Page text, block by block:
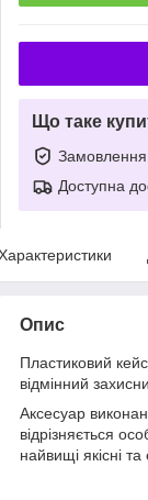
Що таке
Замовлення
Доступна
Опис
Пластиковий
відмінний
Аксесуар
відрізняється
найвищі якісні та